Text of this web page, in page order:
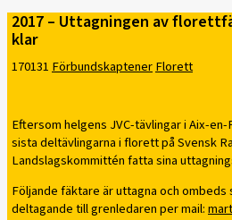
2017 – Uttagningen av
klar
170131FörbundskaptenerFlorett
Eftersom helgens JVC-tävlingar i Aix-
sista deltävlingarna i florett på Svensk
Landslagskommittén fatta sina
Följande fäktare är uttagna och
deltagande till grenledaren per mail: